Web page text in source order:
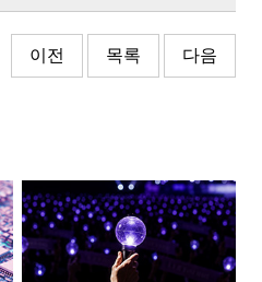
이전 목록 다음